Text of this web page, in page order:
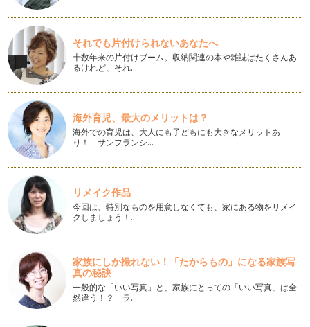
【ママのための自分育てコミュニケーション講座19回目】
「ママのイライラを和らげるパパの対策」
「あ～イライラする！出産するまではこんなことはなかったの
に…なんで？」という…
【ママのための自分育てコミュニケーション講座18回目】
「私、こんなに心配性だった？」
おおらかに育てようと思ってもママになると毎日小さなことで
も心配なことが次々に・・・ …
【ママのための自分育てコミュニケーション講座17回目】
「ご主人との関係を改善した事例」
前回ご紹介しましたメンタルスペース心理学（心の空間心理
学）ソーシャルパノラマ（Social…
【ママのための自分育てコミュニケーション講座16回目】
「家族の無意識の関係性を知る」
前回はパートナーの心の空間の位置を知る方法をご紹介しまし
た。 …
【ママのための自分育てコミュニケーション講座15回目】
「心の空間の人物の位置が人間関係を表している」
これまでママやパパの中にあるインナーチャイルド（子どもの
頃の記憶の擬人化）について「発見す…
それでも片付けられないあなたへ
十数年来の片付けブーム。収納関連の本や雑誌はたくさんあ
るけれど、それ…
海外育児、最大のメリットは？
海外での育児は、大人にも子どもにも大きなメリットあ
り！ サンフランシ…
リメイク作品
今回は、特別なものを用意しなくても、家にある物をリメイ
クしましょう！…
家族にしか撮れない！「たからもの」になる家族写
真の秘訣
一般的な「いい写真」と、家族にとっての「いい写真」は全
然違う！？ ラ…